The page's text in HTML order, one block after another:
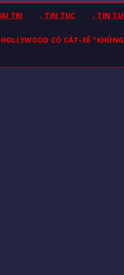
TRI , TIN TUC , TIN
CÓ CÁT-XÊ